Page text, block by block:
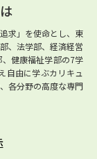
求」を使命とし、東
、法学部、経済経営
健康福祉学部の7学
自由に学ぶカリキュ
各分野の高度な専門